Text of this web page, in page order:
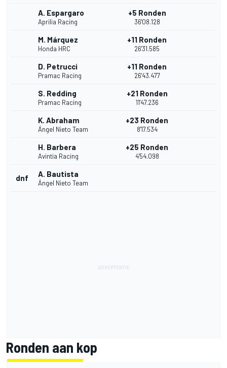
A. Espargaro
Aprilia Racing
+5 Ronden
36'08.128
M. Márquez
Honda HRC
+11 Ronden
26'31.585
D. Petrucci
Pramac Racing
+11 Ronden
26'43.477
S. Redding
Pramac Racing
+21 Ronden
11'47.236
K. Abraham
Ángel Nieto Team
+23 Ronden
8'17.534
H. Barbera
Avintia Racing
+25 Ronden
4'54.098
dnf A. Bautista
Ángel Nieto Team
Ronden aan kop